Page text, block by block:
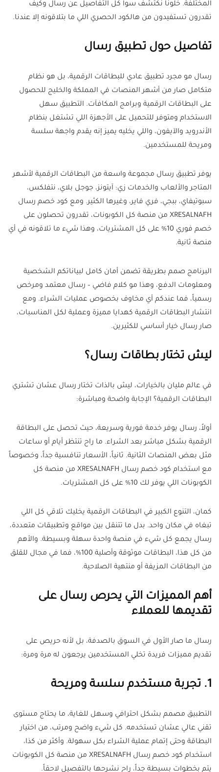
المختلفة. خلونا نكتشف سوا كل التفاصيل عن رسال وكيف
تقدرون تستفيدون من هالكود الحصري اللي ما بتلاقونه إلا عندنا.
تفاصيل حول تطبيق رسال
رسال مو مجرد تطبيق عادي للبطاقات الرقمية، بل هو نظام
متكامل صار من أشهر المنصات في المملكة والخليج للحصول
على البطاقات الرقمية وبرامج المكافآت. التطبيق سهل
الاستخدام ومتوفر للتحميل على الأجهزة اللي تشتغل بنظام
الأندرويد والآيفون، واللي يخليه يميز إنه يقدم واجهة سلسة
ومريحة للمستخدمين.
يوفر تطبيق رسال مجموعة واسعة من البطاقات الرقمية لأشهر
المتاجر والألعاب والخدمات زي: آيتونز، جوجل بلاي، نتفلكس،
سبوتيفاي، ببجي، فري فاير، وغيرها الكثير. ومع كود خصم رسال
XRESALNAFH من منصة كل الكوبونات، تقدرون تحصلون على
خصم فوري 10% على كل المشتريات، وهذا شيء ما تلاقونه في أي
منصة ثانية.
البرنامج صمم بطريقة تضمن أمان كامل لبياناتكم الشخصية
ومعلومات الدفع، وهذا مو كلام فاضي – رسال معتمد ومرخص
رسمياً، فما عندكم أي مخاوف بخصوص عمليات الشراء. ومع
انتشار البطاقات الرقمية كهدايا مميزة وعملية لكل المناسبات،
صار رسال خيار أساسي للكثيرين.
ليش تختار بطاقات رسال؟
في عالم مليان بالخيارات، ليش بالذات تختار رسال عشان تشتري
البطاقات الرقمية؟ الإجابة واضحة ومباشرة:
أولاً، رسال يوفر خدمة فورية وسريعة، حيث تحصل على البطاقة
الرقمية بشكل مباشر بعد الشراء. ما راح تنتظر أيام أو ساعات
مثل بعض المنصات الثانية. ثانياً، الأسعار تنافسية جداً، وخصوصاً
مع استخدام كود خصم رسال XRESALNAFH من منصة كل
الكوبونات اللي يوفر لك 10% على كل المشتريات.
كمان، التنوع الكبير في البطاقات الرقمية يخليك تلاقي كل اللي
تبغاه في مكان واحد. بدل ما تتنقل بين مواقع وتطبيقات متعددة،
رسال يجمع كل شيء في منصة واحدة سهلة وبسيطة. والأهم
من كل هذا، البطاقات موثوقة وأصلية 100%، فما في مجال للقلق
من البطاقات المزيفة أو منتهية الصلاحية.
أهم المميزات التي يحرص رسال على
تقديمها للعملاء
رسال ما صار الأول في السوق بالصدفة، بل لأنه حريص على
تقديم مميزات فريدة تخلي المستخدمين يرجعون له مرة ومرة:
1. تجربة مستخدم سلسة ومريحة
التطبيق مصمم بشكل احترافي وسهل للغاية، ما يحتاج مستوى
تقني عالي عشان تستخدمه. كل شيء واضح ومرتب، من اختيار
البطاقة وحتى إتمام عملية الشراء بكل سهولة. وأكثر من كذا،
استخدام كود خصم رسال XRESALNAFH من منصة كل الكوبونات
يتم بخطوات بسيطة جداً، راح نشرحها بالتفصيل لاحقاً.